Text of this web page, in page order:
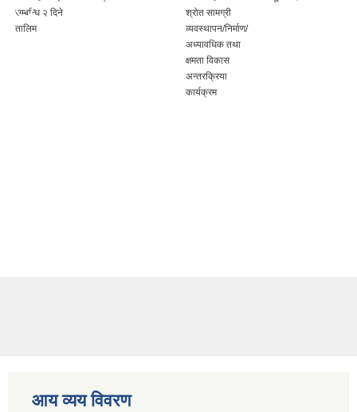
सम्बन्धि २ दिने
तालिम
श्रोत सामग्री
व्यवस्थापन/निर्माण/
अध्यावधिक तथा
क्षमता विकास
अन्तरक्रिया
कार्यक्रम
आय व्यय विवरण